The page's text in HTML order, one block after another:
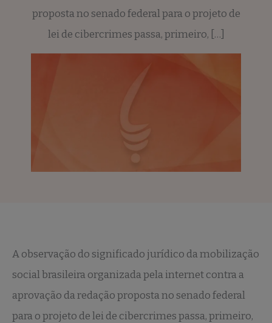
proposta no senado federal para o projeto de
lei de cibercrimes passa, primeiro, […]
A observação do significado jurídico da mobilização
social brasileira organizada pela internet contra a
aprovação da redação proposta no senado federal
para o projeto de lei de cibercrimes passa, primeiro,